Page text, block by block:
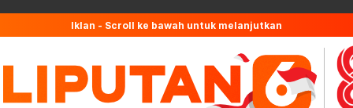
Iklan - Scroll ke bawah untuk melanjutkan